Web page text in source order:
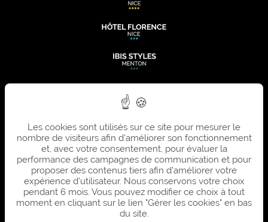
Les cookies sont utilisés sur ce site pour mesurer le
nombre de visiteurs afin d'améliorer son fonctionnement
et, avec votre consentement, pour évaluer la
performance des campagnes de communication et pour
proposer des contenus tiers afin d'améliorer votre
expérience d'utilisateur. Nous conservons votre choix
pendant 6 mois. Vous pouvez modifier ce choix à tout
moment en cliquant sur le lien "Gérer les cookies" en bas
du site.